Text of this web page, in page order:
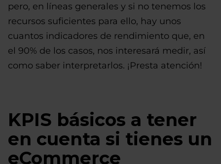
pero, en líneas generales y si no tenemos los
recursos suficientes para ello, hay unos
cuantos indicadores de rendimiento que, en
el 90% de los casos, nos interesará medir, así
como saber interpretarlos. ¡Presta atención!
KPIS básicos a tener
en cuenta si tienes un
eCommerce